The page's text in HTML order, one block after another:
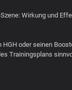
Wirkung und
HGH oder seinen
Trainingsplans